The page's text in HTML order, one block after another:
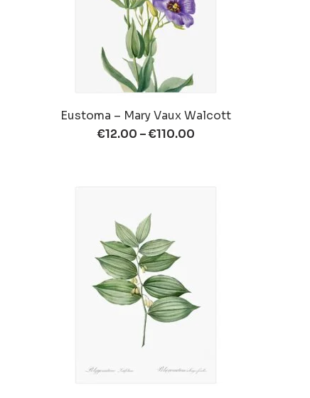
Eustoma – Mary Vaux Walcott
€12.00 –€110.00